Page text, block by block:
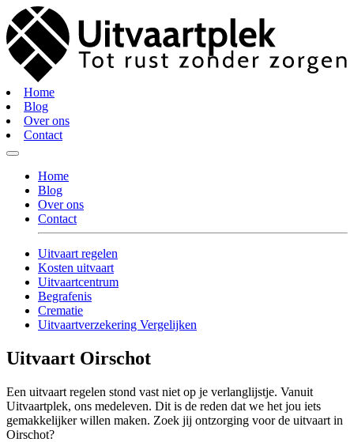
Home
Blog
Over ons
Contact
Home
Blog
Over ons
Contact
Uitvaart regelen
Kosten uitvaart
Uitvaartcentrum
Begrafenis
Crematie
Uitvaartverzekering Vergelijken
Uitvaart Oirschot
Een uitvaart regelen stond vast niet op je verlanglijstje. Vanuit
Uitvaartplek, ons medeleven. Dit is de reden dat we het jou iets
gemakkelijker willen maken. Zoek jij ontzorging voor de uitvaart in
Oirschot?